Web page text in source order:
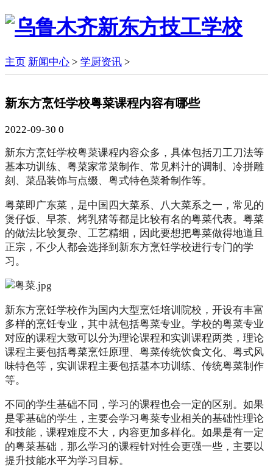
主页 新闻中心 > 学厨资讯 >
新东方烹饪学校粤菜课程内容有哪些
2022-09-30 0
新东方烹饪学校粤菜课程内容众多，具体包括刀工刀法等
基本功训练、粤菜家常菜制作、常见料汁的调制、冷拼雕
刻、菜品装饰与点缀、粤式特色菜肴制作等。
粤菜即广东菜，是中国四大菜系、八大菜系之一，常见的
煲仔饭、早茶、烤乳猪等都是比较有名的粤菜代表。粤菜
的做法比较复杂、工艺精细，因此要想把粤菜做得地道且
正宗，不少人都会选择到新东方烹饪学校进行专门的学
习。
新东方烹饪学校作为国内大型烹饪培训院校，开设有丰富
多样的烹饪专业，其中就包括粤菜专业。学校的粤菜专业
对应的课程大致可以分为理论课程和实训课程两类，理论
课程主要包括粤菜烹饪原理、粤菜传统饮食文化、粤式风
味特色等，实训课程主要包括基本功训练、传统粤菜制作
等。
不同的学生基础不同，学习的课程也会一定的区别。如果
是零基础的学生，主要会学习粤菜专业相关的基础性理论
和技能，课程难度不大，内容更加多样化。如果是有一定
的粤菜基础，那么学习的课程针对性会更强一些，主要以
提升技能水平为学习目标。